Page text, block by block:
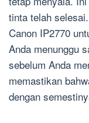
tinta telah
Canon IP2770
Anda menunggu
sebelum Anda
memastikan
dengan